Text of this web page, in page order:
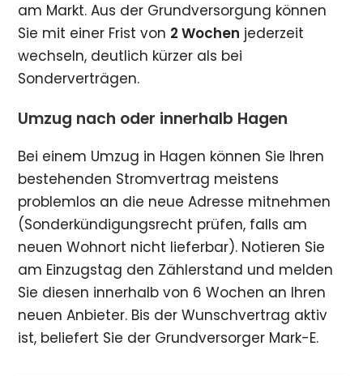
am Markt. Aus der Grundversorgung können
Sie mit einer Frist von 2 Wochen jederzeit
wechseln, deutlich kürzer als bei
Sonderverträgen.
Umzug nach oder innerhalb Hagen
Bei einem Umzug in Hagen können Sie Ihren
bestehenden Stromvertrag meistens
problemlos an die neue Adresse mitnehmen
(Sonderkündigungsrecht prüfen, falls am
neuen Wohnort nicht lieferbar). Notieren Sie
am Einzugstag den Zählerstand und melden
Sie diesen innerhalb von 6 Wochen an Ihren
neuen Anbieter. Bis der Wunschvertrag aktiv
ist, beliefert Sie der Grundversorger Mark-E.